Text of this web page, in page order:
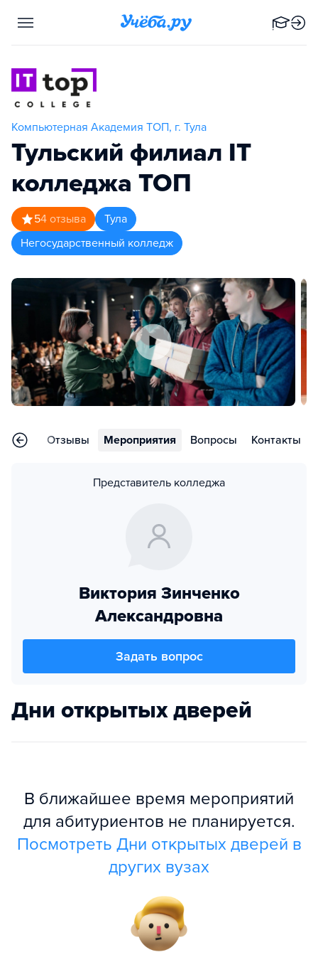
Компьютерная Академия TOП, г. Тула
Тульский филиал IT
колледжа TOП
54 отзыва
Тула
Негосударственный колледж
Отзывы Мероприятия Вопросы Контакты
Представитель колледжа
Виктория Зинченко
Александровна
Задать вопрос
Дни открытых дверей
В ближайшее время мероприятий
для абитуриентов не планируется.
Посмотреть Дни открытых дверей в
других вузах